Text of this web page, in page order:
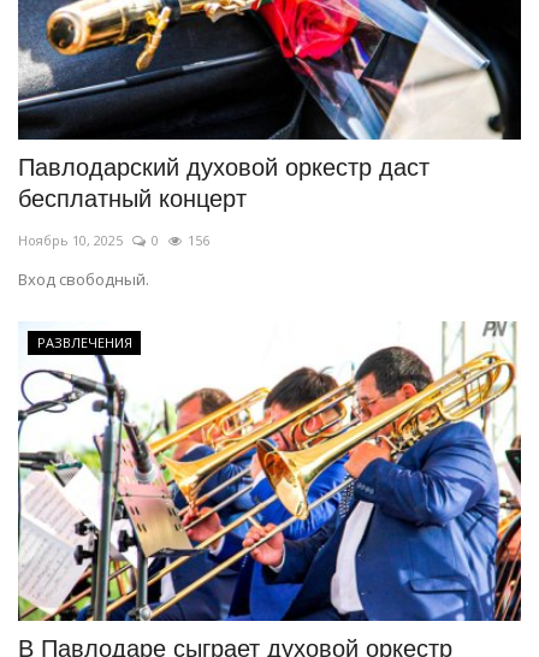
Павлодарский духовой оркестр даст
бесплатный концерт
Ноябрь 10, 2025 0 156
Вход cвободный.
РАЗВЛЕЧЕНИЯ
В Павлодаре сыграет духовой оркестр